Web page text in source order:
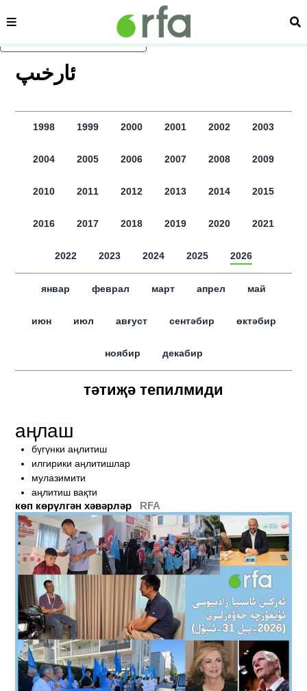
асаслиқ мәзмунға атлаң
сәһипә
ﺋﺎﺭﺧﯩﭗ
1998 1999 2000 2001 2002 2003
2004 2005 2006 2007 2008 2009
2010 2011 2012 2013 2014 2015
2016 2017 2018 2019 2020 2021
2022 2023 2024 2025 2026
январ феврал март апрел май
июн июл авғуст сентәбир өктәбир
ноябир декабир
тәтиҗә тепилмиди
аңлаш
бүгүнки аңлитиш
илгирики аңлитишлар
мулазимити
аңлитиш вақти
көп көрүлгән хәвәрләр RFA